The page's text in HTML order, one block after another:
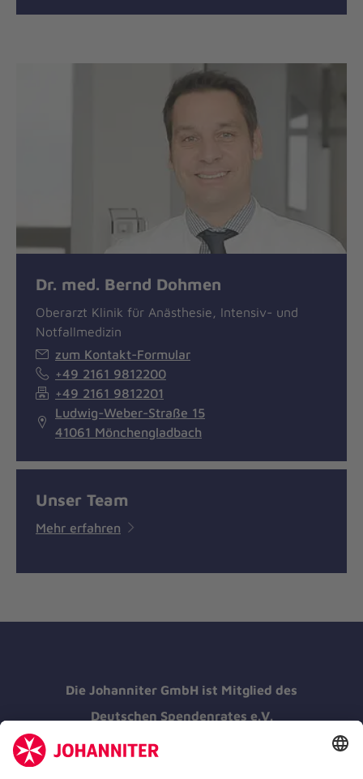
Dr. med. Bernd Dohmen
Oberarzt Klinik für Anästhesie, Intensiv- und
Notfallmedizin
zum Kontakt-Formular
+49 2161 9812200
+49 2161 9812201
Ludwig-Weber-Straße 15
41061 Mönchengladbach
Unser Team
Mehr erfahren
Die Johanniter GmbH ist Mitglied des
Deutschen Spendenrates e.V.